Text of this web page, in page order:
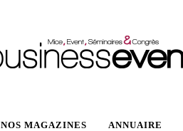
NOS MAGAZINES ANNUAIRE